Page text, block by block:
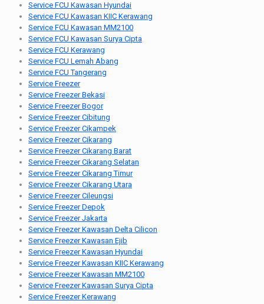
Service FCU Kawasan Hyundai
Service FCU Kawasan KIIC Kerawang
Service FCU Kawasan MM2100
Service FCU Kawasan Surya Cipta
Service FCU Kerawang
Service FCU Lemah Abang
Service FCU Tangerang
Service Freezer
Service Freezer Bekasi
Service Freezer Bogor
Service Freezer Cibitung
Service Freezer Cikampek
Service Freezer Cikarang
Service Freezer Cikarang Barat
Service Freezer Cikarang Selatan
Service Freezer Cikarang Timur
Service Freezer Cikarang Utara
Service Freezer Cileungsi
Service Freezer Depok
Service Freezer Jakarta
Service Freezer Kawasan Delta Cilicon
Service Freezer Kawasan Ejib
Service Freezer Kawasan Hyundai
Service Freezer Kawasan KIIC Kerawang
Service Freezer Kawasan MM2100
Service Freezer Kawasan Surya Cipta
Service Freezer Kerawang